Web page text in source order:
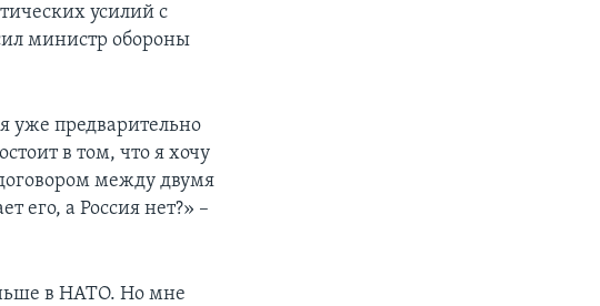
усилий с
министр обороны
уже предварительно
в том, что я хочу
между двумя
его, а Россия нет?» –
в НАТО. Но мне